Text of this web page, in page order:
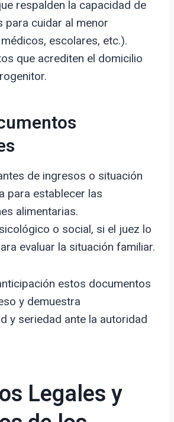
respalden la capacidad de
para cuidar al menor
escolares, etc.).
que acrediten el domicilio
de ingresos o situación
para establecer las
alimentarias.
o social, si el juez lo
evaluar la situación familiar.
estos documentos
y demuestra
y seriedad ante la autoridad
Legales y